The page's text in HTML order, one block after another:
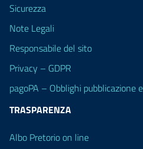
Sicurezza
Note Legali
Responsabile del sito
Privacy – GDPR
pagoPA – Obblighi pubblicazione
TRASPARENZA
Albo Pretorio on line